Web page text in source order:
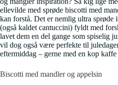
ellevilde med sprøde biscotti med
kan forstå. Det er nemlig ultra sprøde
(også kaldet cantuccini) fyldt med
lavet dem en del gange som spiselig
vil dog også være perfekte til
eftermiddag – gerne med en kop kaffe
Biscotti med mandler og appelsin